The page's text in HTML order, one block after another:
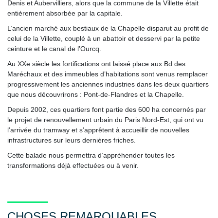
Denis et Aubervilliers, alors que la commune de la Villette était
entièrement absorbée par la capitale.
L’ancien marché aux bestiaux de la Chapelle disparut au profit de
celui de la Villette, couplé à un abattoir et desservi par la petite
ceinture et le canal de l’Ourcq.
Au XXe siècle les fortifications ont laissé place aux Bd des
Maréchaux et des immeubles d’habitations sont venus remplacer
progressivement les anciennes industries dans les deux quartiers
que nous découvrirons : Pont-de-Flandres et la Chapelle.
Depuis 2002, ces quartiers font partie des 600 ha concernés par
le projet de renouvellement urbain du Paris Nord-Est, qui ont vu
l’arrivée du tramway et s’apprêtent à accueillir de nouvelles
infrastructures sur leurs dernières friches.
Cette balade nous permettra d’appréhender toutes les
transformations déjà effectuées ou à venir.